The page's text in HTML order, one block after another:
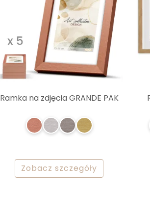
Ramka na zdjęcia GRANDE PAK
Zobacz szczegóły